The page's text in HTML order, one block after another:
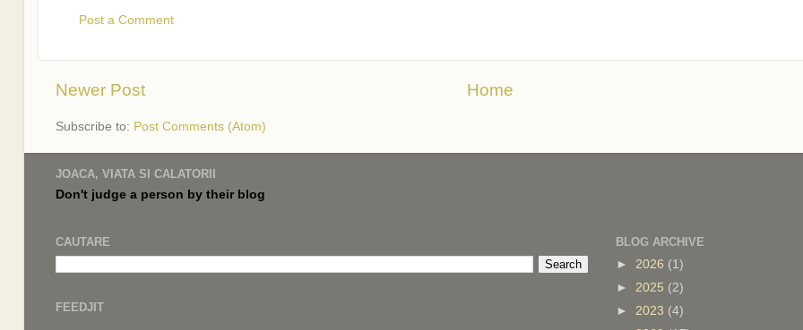
Post a Comment
Newer Post Home
Subscribe to: Post Comments (Atom)
JOACA, VIATA SI CALATORII
Don't judge a person by their blog
CAUTARE
FEEDJIT
BLOG ARCHIVE
► 2026 (1)
► 2025 (2)
► 2023 (4)